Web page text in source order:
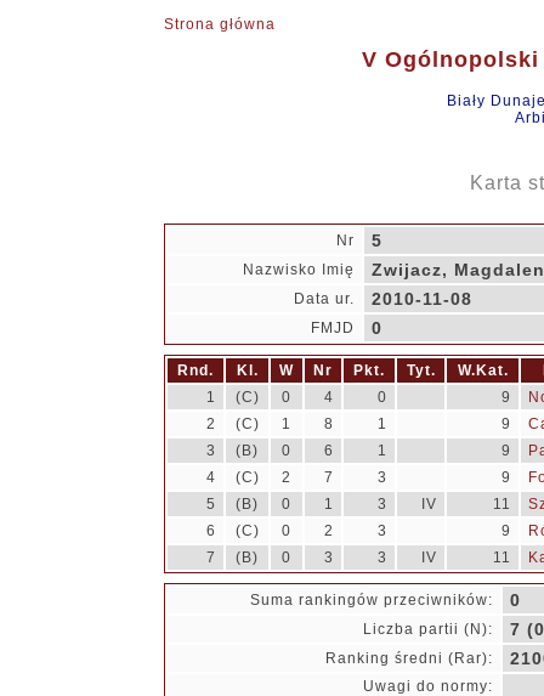
Strona główna
V
Biały
Karta
Nr 5
Nazwisko Imię Zwijacz,
Data ur. 2010-11-08
FMJD 0
Rnd. Kl. W Nr Pkt. Tyt. W.Kat.
1
(C) 0 4 0 9
2
(C) 1 8 1 9
3
(B) 0 6 1 9
4
(C) 2 7 3 9
5
(B) 0 1 3 IV 11
6
(C) 0 2 3 9
7
(B) 0 3 3 IV 11
Suma rankingów przeciwników: 0
Liczba partii (N): 7
Ranking średni (Rar):
Uwagi do normy: